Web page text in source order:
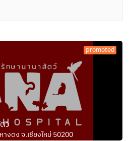
promoted
ว์
งดง จ.เชียงใหม่ 50200